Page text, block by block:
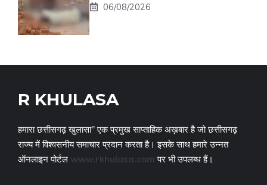
06/08/2026
R KHULASA
हमारा छत्तीसगढ़ खुलासा" एक प्रमुख साप्ताहिक अख़बार है जो छत्तीसगढ़
राज्य में विश्वसनीय समाचार प्रदान करता है। इसके साथ हमारे उन्नत
ऑनलाइन पोर्टल www.rkhulasa.com पर भी उपलब्ध हैं।